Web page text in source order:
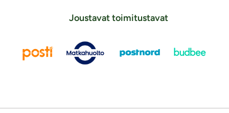
Joustavat toimitustavat